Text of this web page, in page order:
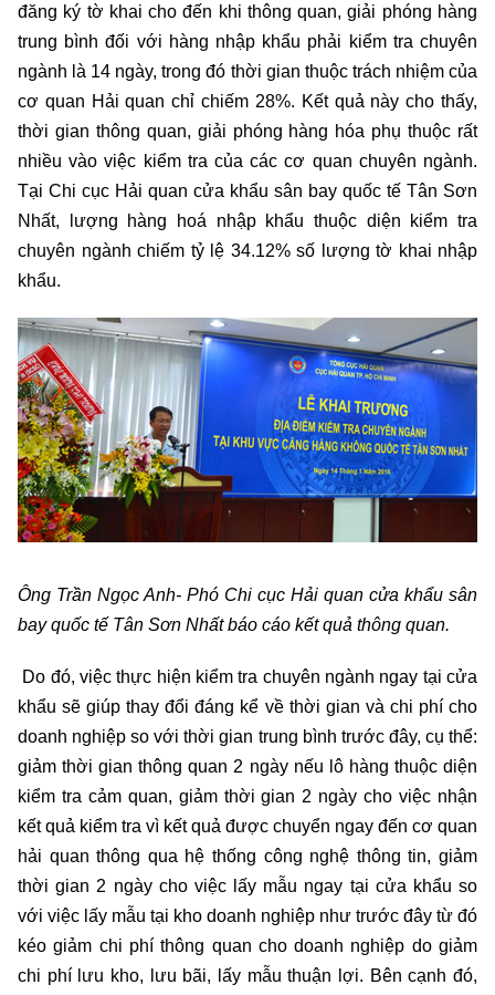
đăng ký tờ khai cho đến khi thông quan, giải phóng hàng
trung bình đối với hàng nhập khẩu phải kiểm tra chuyên
ngành là 14 ngày, trong đó thời gian thuộc trách nhiệm của
cơ quan Hải quan chỉ chiếm 28%. Kết quả này cho thấy,
thời gian thông quan, giải phóng hàng hóa phụ thuộc rất
nhiều vào việc kiểm tra của các cơ quan chuyên ngành.
Tại Chi cục Hải quan cửa khẩu sân bay quốc tế Tân Sơn
Nhất, lượng hàng hoá nhập khẩu thuộc diện kiểm tra
chuyên ngành chiếm tỷ lệ 34.12% số lượng tờ khai nhập
khẩu.
Ông Trần Ngọc Anh- Phó Chi cục Hải quan cửa khẩu sân
bay quốc tế Tân Sơn Nhất báo cáo kết quả thông quan.
Do đó, việc thực hiện kiểm tra chuyên ngành ngay tại cửa
khẩu sẽ giúp thay đổi đáng kể về thời gian và chi phí cho
doanh nghiệp so với thời gian trung bình trước đây, cụ thể:
giảm thời gian thông quan 2 ngày nếu lô hàng thuộc diện
kiểm tra cảm quan, giảm thời gian 2 ngày cho việc nhận
kết quả kiểm tra vì kết quả được chuyển ngay đến cơ quan
hải quan thông qua hệ thống công nghệ thông tin, giảm
thời gian 2 ngày cho việc lấy mẫu ngay tại cửa khẩu so
với việc lấy mẫu tại kho doanh nghiệp như trước đây từ đó
kéo giảm chi phí thông quan cho doanh nghiệp do giảm
chi phí lưu kho, lưu bãi, lấy mẫu thuận lợi. Bên cạnh đó,